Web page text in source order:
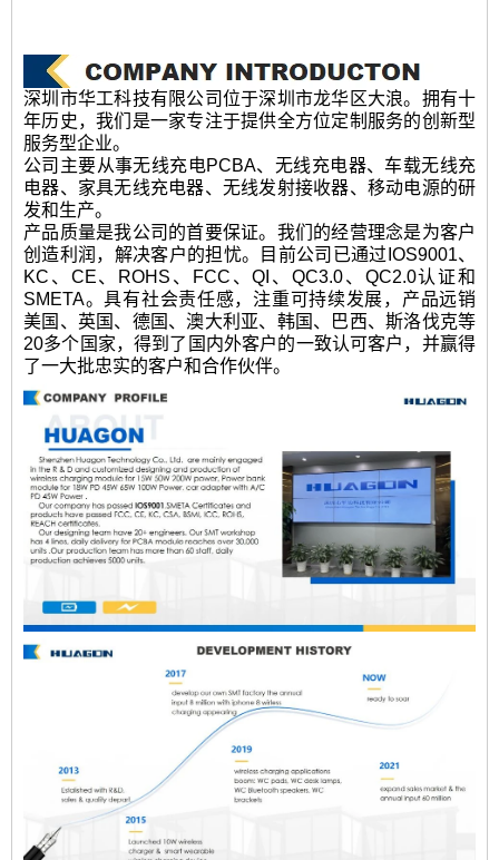
深圳市华工科技有限公司位于深圳市龙华区大浪。拥有十
年历史，我们是一家专注于提供全方位定制服务的创新型
服务型企业。
公司主要从事无线充电PCBA、无线充电器、车载无线充
电器、家具无线充电器、无线发射接收器、移动电源的研
发和生产。
产品质量是我公司的首要保证。我们的经营理念是为客户
创造利润，解决客户的担忧。目前公司已通过IOS9001、
KC、CE、ROHS、FCC、QI、QC3.0、QC2.0认证和
SMETA。具有社会责任感，注重可持续发展，产品远销
美国、英国、德国、澳大利亚、韩国、巴西、斯洛伐克等
20多个国家，得到了国内外客户的一致认可客户，并赢得
了一大批忠实的客户和合作伙伴。